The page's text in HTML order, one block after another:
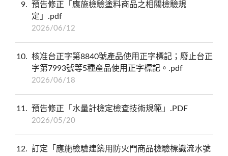
9
預告修正「應施檢驗塗料商品之相關檢驗規
定」.pdf
2026/06/12
10
核准台正字第8840號產品使用正字標記；廢止台正
字第7993號等5種產品使用正字標記。.pdf
2026/06/18
11 預告修正「水量計檢定檢查技術規範」.PDF
2026/05/20
12
訂定「應施檢驗建築用防火門商品檢驗標識流水號